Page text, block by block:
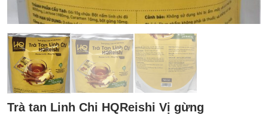
Trà tan Linh Chi HQReishi Vị gừng